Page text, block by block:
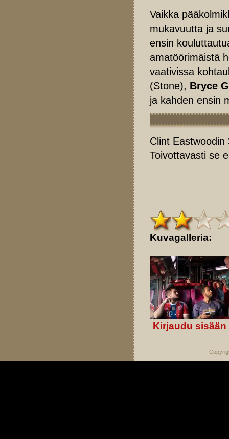
Vaikka
mukavuutta ja
ensin
amatöörimäistä
vaativissa
(Stone), Bryce
ja kahden ensin
Clint
Toivottavasti se
Kuvagalleria:
Kirjaudu sisään